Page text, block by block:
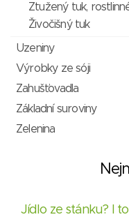
Ztužený tuk,
Živočišný tuk
Uzeniny
Výrobky ze sóji
Zahušťovadla
Základní suroviny
Zelenina
Jídlo ze stánku? I